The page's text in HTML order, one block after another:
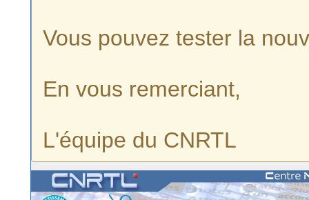
Vous pouvez tester la
En vous remerciant,
L'équipe du CNRTL